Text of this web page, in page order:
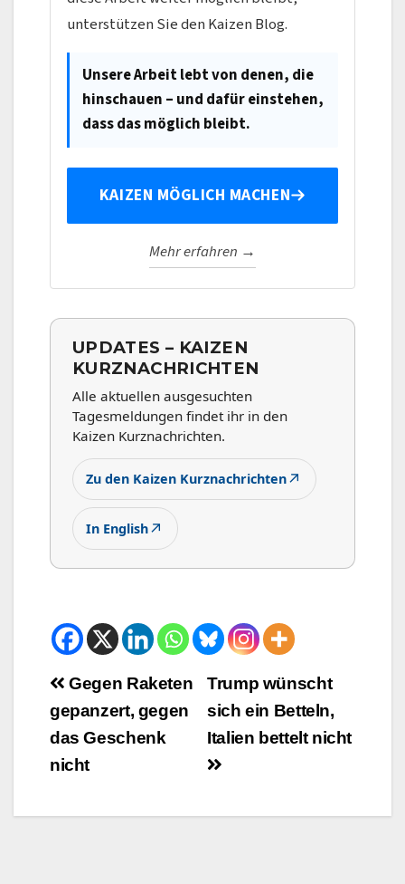
unterstützen Sie den Kaizen Blog.
Unsere Arbeit lebt von denen, die
hinschauen – und dafür einstehen,
dass das möglich bleibt.
KAIZEN MÖGLICH MACHEN
Mehr erfahren →
UPDATES – KAIZEN
KURZNACHRICHTEN
Alle aktuellen ausgesuchten
Tagesmeldungen findet ihr in den
Kaizen Kurznachrichten.
Zu den Kaizen Kurznachrichten↗
In English↗
Beitrags-
Navigation
Trump wünscht
sich ein Betteln,
Italien bettelt nicht
Gegen Raketen
gepanzert, gegen
das Geschenk
nicht